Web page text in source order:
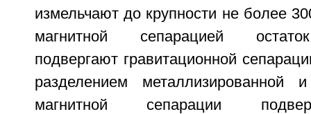
измельчают до крупности не более
магнитной сепарацией
подвергают гравитационной
разделением
магнитной сепарации